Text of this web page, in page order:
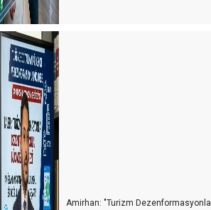
Siyasetin turizme bakış açısı
ITB Berlin Turizm Fuarının ardından
Otelciler arada kaldı
Otelciler, depremzedelerin yaralarını sarıyor
Turizmde 2022’nin Ardından 2023 yılı beklentileri
Konaklama vergisi muamması sürüyor
Milyon turist nerede?
sayısı arttıkça kazalar da artıyor
Amirhan: "Turizm Dezenformasyonla